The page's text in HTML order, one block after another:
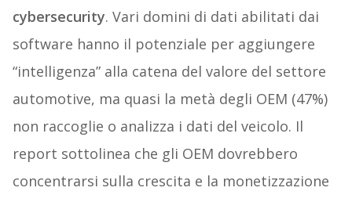
cybersecurity. Vari domini di dati abilitati dai
software hanno il potenziale per aggiungere
“intelligenza” alla catena del valore del settore
automotive, ma quasi la metà degli OEM (47%)
non raccoglie o analizza i dati del veicolo. Il
report sottolinea che gli OEM dovrebbero
concentrarsi sulla crescita e la monetizzazione